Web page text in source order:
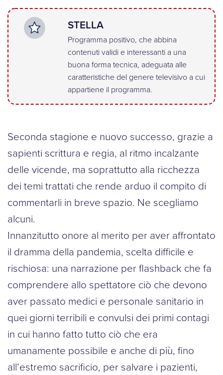
STELLA
Programma positivo, che abbina
contenuti validi e interessanti a una
buona forma tecnica, adeguata alle
caratteristiche del genere televisivo a cui
appartiene il programma.
Seconda stagione e nuovo successo, grazie a
sapienti scrittura e regia, al ritmo incalzante
delle vicende, ma soprattutto alla ricchezza
dei temi trattati che rende arduo il compito di
commentarli in breve spazio. Ne scegliamo
alcuni.
Innanzitutto onore al merito per aver affrontato
il dramma della pandemia, scelta difficile e
rischiosa: una narrazione per flashback che fa
comprendere allo spettatore ciò che devono
aver passato medici e personale sanitario in
quei giorni terribili e convulsi dei primi contagi
in cui hanno fatto tutto ciò che era
umanamente possibile e anche di più, fino
all’estremo sacrificio, per salvare i pazienti,